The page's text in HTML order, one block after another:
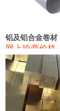
1#电解锰(99.7%袋
1#铬
553#硅
441#硅
铝及铝合金卷材
网上协商价格